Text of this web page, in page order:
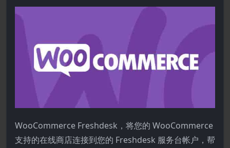
WooCommerce Freshdesk，将您的 WooCommerce
支持的在线商店连接到您的 Freshdesk 服务台帐户，帮